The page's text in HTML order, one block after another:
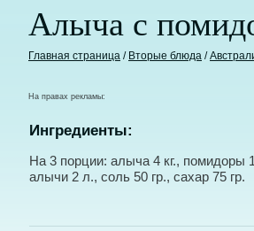
Алыча с
Главная страница / Вторые блюда /
На правах рекламы:
Ингредиенты:
На 3 порции: алыча 4 кг., помидоры 1
алычи 2 л., соль 50 гр., сахар 75 гр.